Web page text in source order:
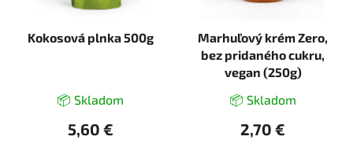
Kokosová plnka 500g
📦 Skladom
5,60 €
Marhuľový krém Zero,
bez pridaného cukru,
vegan (250g)
📦 Skladom
2,70 €